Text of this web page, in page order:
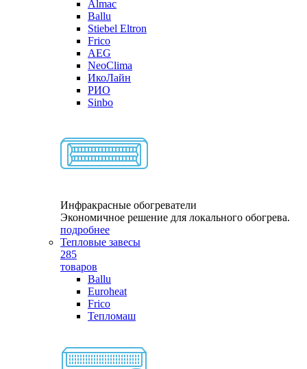
Almac
Ballu
Stiebel Eltron
Frico
AEG
NeoClima
ИкоЛайн
РИО
Sinbo
Инфракрасные обогреватели
Экономичное решение для локального обогрева.
подробнее
Тепловые завесы
285
товаров
Ballu
Euroheat
Frico
Тепломаш